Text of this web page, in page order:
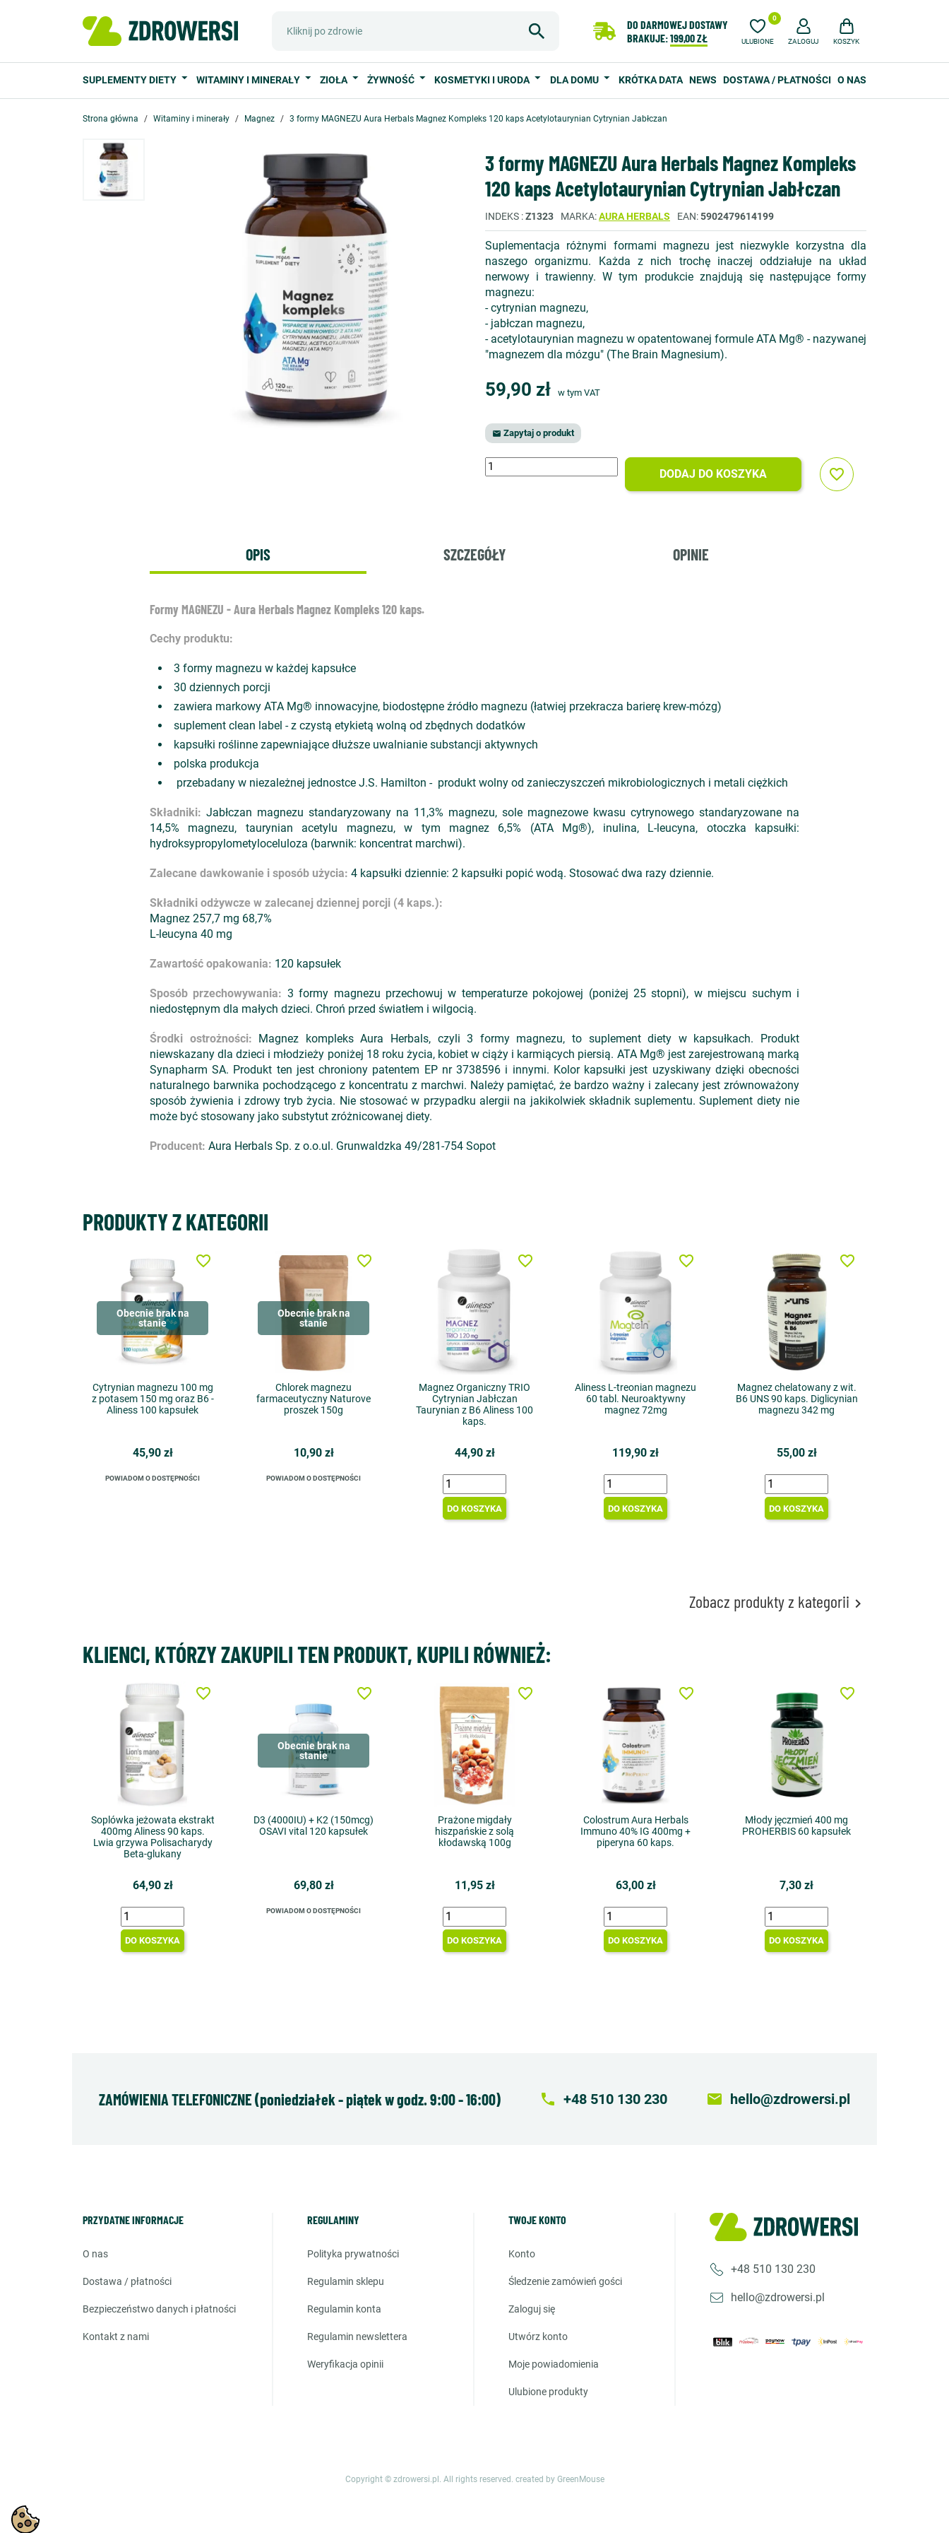
DO DARMOWEJ DOSTAWY
BRAKUJE:199,00 ZŁ ULUBIONE
0
ZALOGUJ KOSZYK
SUPLEMENTY DIETY WITAMINY I MINERAŁY ZIOŁA ŻYWNOŚĆ KOSMETYKI I URODA DLA DOMU KRÓTKA DATA NEWS DOSTAWA / PŁATNOŚCI O NAS
Strona główna Witaminy i minerały Magnez 3 formy MAGNEZU Aura Herbals Magnez Kompleks 120 kaps Acetylotaurynian Cytrynian Jabłczan
3 formy MAGNEZU Aura Herbals Magnez Kompleks
120 kaps Acetylotaurynian Cytrynian Jabłczan
INDEKS Z1323 MARKA AURA HERBALS EAN 5902479614199
Suplementacja różnymi formami magnezu jest niezwykle korzystna dla
naszego organizmu. Każda z nich trochę inaczej oddziałuje na układ
nerwowy i trawienny. W tym produkcie znajdują się następujące formy
magnezu:
- cytrynian magnezu,
- jabłczan magnezu,
- acetylotaurynian magnezu w opatentowanej formule ATA Mg® - nazywanej
"magnezem dla mózgu" (The Brain Magnesium).
59,90 zł w tym VAT
 Zapytaj o produkt
DODAJ DO KOSZYKA favorite_border
OPIS SZCZEGÓŁY OPINIE
Formy MAGNEZU - Aura Herbals Magnez Kompleks 120 kaps.
Cechy produktu:
3 formy magnezu w każdej kapsułce
30 dziennych porcji
zawiera markowy ATA Mg® innowacyjne, biodostępne źródło magnezu (łatwiej przekracza barierę krew-mózg)
suplement clean label - z czystą etykietą wolną od zbędnych dodatków
kapsułki roślinne zapewniające dłuższe uwalnianie substancji aktywnych
polska produkcja
przebadany w niezależnej jednostce J.S. Hamilton - produkt wolny od zanieczyszczeń mikrobiologicznych i metali ciężkich
Składniki: Jabłczan magnezu standaryzowany na 11,3% magnezu, sole magnezowe kwasu cytrynowego standaryzowane na
14,5% magnezu, taurynian acetylu magnezu, w tym magnez 6,5% (ATA Mg®), inulina, L-leucyna, otoczka kapsułki:
hydroksypropylometyloceluloza (barwnik: koncentrat marchwi).
Zalecane dawkowanie i sposób użycia: 4 kapsułki dziennie: 2 kapsułki popić wodą. Stosować dwa razy dziennie.
Składniki odżywcze w zalecanej dziennej porcji (4 kaps.):
Magnez 257,7 mg 68,7%
L-leucyna 40 mg
Zawartość opakowania: 120 kapsułek
Sposób przechowywania: 3 formy magnezu przechowuj w temperaturze pokojowej (poniżej 25 stopni), w miejscu suchym i
niedostępnym dla małych dzieci. Chroń przed światłem i wilgocią.
Środki ostrożności: Magnez kompleks Aura Herbals, czyli 3 formy magnezu, to suplement diety w kapsułkach. Produkt
niewskazany dla dzieci i młodzieży poniżej 18 roku życia, kobiet w ciąży i karmiących piersią. ATA Mg® jest zarejestrowaną marką
Synapharm SA. Produkt ten jest chroniony patentem EP nr 3738596 i innymi. Kolor kapsułki jest uzyskiwany dzięki obecności
naturalnego barwnika pochodzącego z koncentratu z marchwi. Należy pamiętać, że bardzo ważny i zalecany jest zrównoważony
sposób żywienia i zdrowy tryb życia. Nie stosować w przypadku alergii na jakikolwiek składnik suplementu. Suplement diety nie
może być stosowany jako substytut zróżnicowanej diety.
Producent: Aura Herbals Sp. z o.o.ul. Grunwaldzka 49/281-754 Sopot
PRODUKTY Z KATEGORII
Obecnie brak na
stanie
Cytrynian magnezu 100 mg
z potasem 150 mg oraz B6 -
Aliness 100 kapsułek
45,90 zł
POWIADOM O DOSTĘPNOŚCI
favorite_border
Obecnie brak na
stanie
Chlorek magnezu
farmaceutyczny Naturove
proszek 150g
10,90 zł
POWIADOM O DOSTĘPNOŚCI
favorite_border
Magnez Organiczny TRIO
Cytrynian Jabłczan
Taurynian z B6 Aliness 100
kaps.
44,90 zł
DO KOSZYKA
favorite_border
Aliness L-treonian magnezu
60 tabl. Neuroaktywny
magnez 72mg
119,90 zł
DO KOSZYKA
favorite_border
Magnez chelatowany z wit.
B6 UNS 90 kaps. Diglicynian
magnezu 342 mg
55,00 zł
DO KOSZYKA
favorite_border
Zobacz produkty z kategorii 
KLIENCI, KTÓRZY ZAKUPILI TEN PRODUKT, KUPILI RÓWNIEŻ:
Soplówka jeżowata ekstrakt
400mg Aliness 90 kaps.
Lwia grzywa Polisacharydy
Beta-glukany
64,90 zł
DO KOSZYKA
favorite_border
Obecnie brak na
stanie
D3 (4000IU) + K2 (150mcg)
OSAVI vital 120 kapsułek
69,80 zł
POWIADOM O DOSTĘPNOŚCI
favorite_border
Prażone migdały
hiszpańskie z solą
kłodawską 100g
11,95 zł
DO KOSZYKA
favorite_border
Colostrum Aura Herbals
Immuno 40% IG 400mg +
piperyna 60 kaps.
63,00 zł
DO KOSZYKA
favorite_border
Młody jęczmień 400 mg
PROHERBIS 60 kapsułek
7,30 zł
DO KOSZYKA
favorite_border
ZAMÓWIENIA TELEFONICZNE (poniedziałek - piątek w godz. 9:00 - 16:00) local_phone +48 510 130 230 email hello@zdrowersi.pl
PRZYDATNE INFORMACJE
o nas
dostawa / płatności
bezpieczeństwo danych i płatności
kontakt z nami
REGULAMINY
polityka prywatności
regulamin sklepu
regulamin konta
regulamin newslettera
weryfikacja opinii
TWOJE KONTO
konto
śledzenie zamówień gości
zaloguj się
utwórz konto
moje powiadomienia
ulubione produkty
+48 510 130 230
hello@zdrowersi.pl
Copyright © zdrowersi.pl. All rights reserved. created by GreenMouse